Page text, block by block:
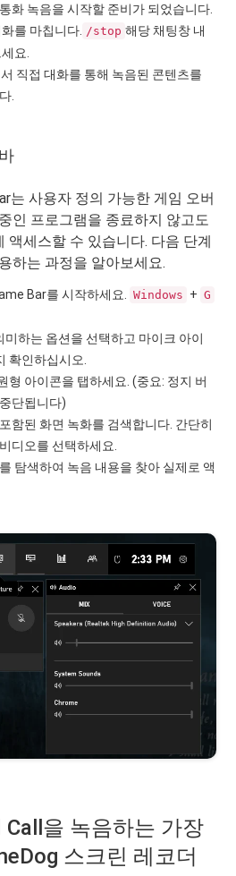
화 녹음을 시작할 준비가 되었습니다.
를 마칩니다. /stop 해당 채팅창 내
요.
직접 대화를 통해 녹음된 콘텐츠를
.
는 사용자 정의 가능한 게임 오버
인 프로그램을 종료하지 않고도
액세스할 수 있습니다. 다음 단계
하는 과정을 알아보세요.
Bar를 시작하세요. Windows + G
미하는 옵션을 선택하고 마이크 아이
확인하십시오.
형 아이콘을 탭하세요. (중요: 정지 버
단됩니다)
함된 화면 녹화를 검색합니다. 간단히
디오를 선택하세요.
탐색하여 녹음 내용을 찾아 실제로 액
을 녹음하는 가장
스크린 레코더